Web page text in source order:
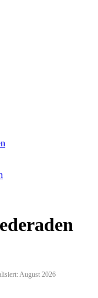
August 2026